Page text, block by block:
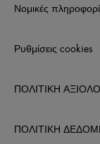
Νομικές
Ρυθμίσεις cookies
ΠΟΛΙΤΙΚΗ
ΠΟΛΙΤΙΚΗ